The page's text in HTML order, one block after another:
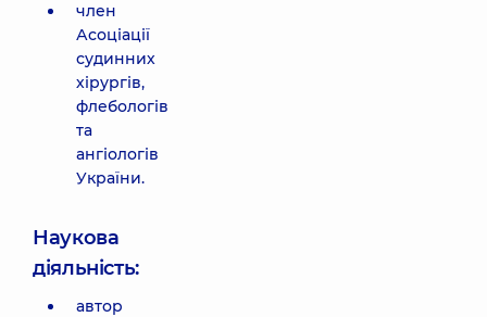
член
Асоціації
судинних
хірургів,
флебологів
та
ангіологів
України.
Наукова
діяльність:
автор